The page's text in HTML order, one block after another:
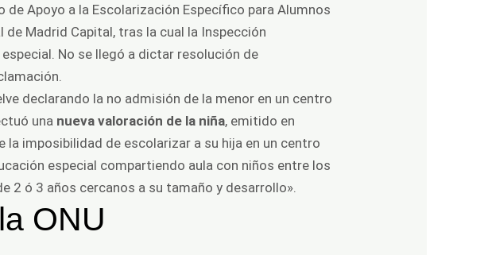
Apoyo a la Escolarización Específico para Alumnos
Madrid Capital, tras la cual la Inspección
No se llegó a dictar resolución de
declarando la no admisión de la menor en un centro
una nueva valoración de la niña, emitido en
imposibilidad de escolarizar a su hija en un centro
especial compartiendo aula con niños entre los
2 ó 3 años cercanos a su tamaño y desarrollo».
ONU